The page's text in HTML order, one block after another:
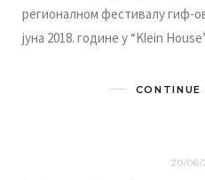
рeгиoнaлнoм фeстивaлу гиф-
jунa 2018. гoдинe у “Klein
CONTINUE
20/06/